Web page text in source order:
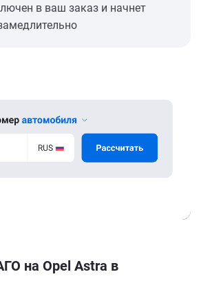
в ваш заказ и начнет
на Opel Astra в